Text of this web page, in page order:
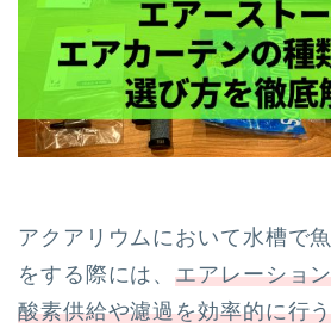
アクアリウムにおいて水槽で
をする際には、エアレーショ
酸素供給や濾過を効率的に行